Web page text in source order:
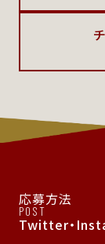
応募方法
POST
Twitter・